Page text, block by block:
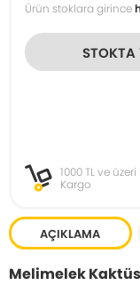
Ürün stoklara girince
STOKTA
1000 TL ve
Kargo
AÇIKLAMA
Melimelek